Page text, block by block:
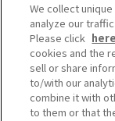
06-6313-0501（
We collect
analyze our
Please click here
cookies and the
sell or share
to/with our
combine it with
to them or that